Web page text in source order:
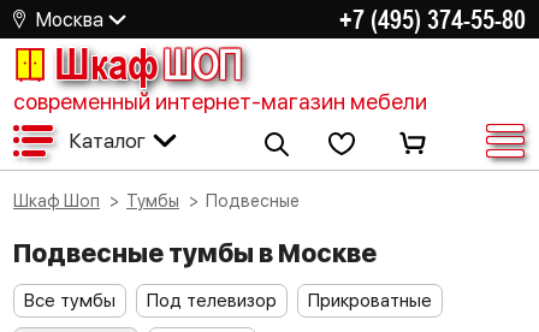
Москва +7 (495) 374-55-80
ШкафШОП
современный интернет-магазин мебели
Каталог
Шкаф Шоп Тумбы Подвесные
Подвесные тумбы в Москве
Все тумбы Под телевизор
Прикроватные